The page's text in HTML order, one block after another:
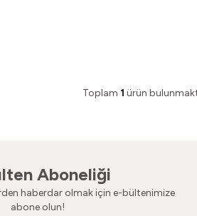
Toplam 1 ürün
Aboneliği
haberdar olmak için e-bültenimize
abone olun!